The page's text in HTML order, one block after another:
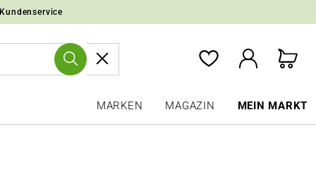
MARKEN MAGAZIN MEIN MARKT